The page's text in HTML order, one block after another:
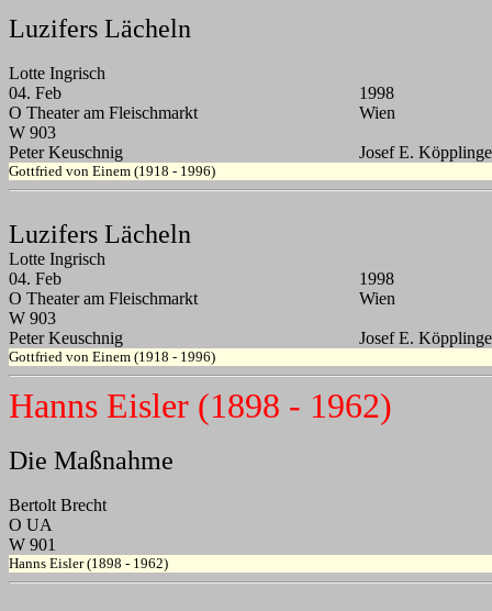
Luzifers Lächeln
Lotte Ingrisch
04. Feb
1998
O Theater am Fleischmarkt
Wien
W 903
Peter Keuschnig
Josef E.
Gottfried von Einem (1918 - 1996)
Luzifers Lächeln
Lotte Ingrisch
04. Feb
1998
O Theater am Fleischmarkt
Wien
W 903
Peter Keuschnig
Josef E.
Gottfried von Einem (1918 - 1996)
Hanns Eisler (1898 - 1962)
Die Maßnahme
Bertolt Brecht
O UA
W 901
Hanns Eisler (1898 - 1962)